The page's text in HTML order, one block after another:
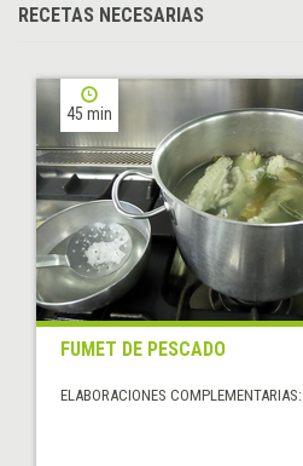
RECETAS NECESARIAS
45 min
FUMET DE PESCADO
ELABORACIONES COMPLEMENTARIAS: